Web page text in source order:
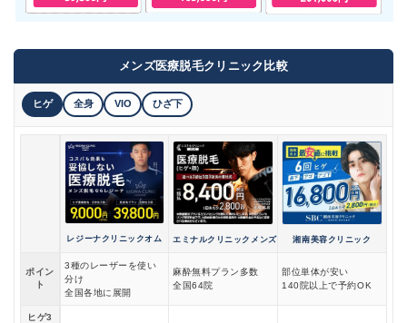
メンズ医療脱毛クリニック比較
ヒゲ 全身 VIO ひざ下
レジーナクリニックオム エミナルクリニックメンズ 湘南美容クリニック
ポイン
ト
3種のレーザーを使い
分け
全国各地に展開
麻酔無料プラン多数
全国64院
部位単体が安い
140院以上で予約OK
ヒゲ3